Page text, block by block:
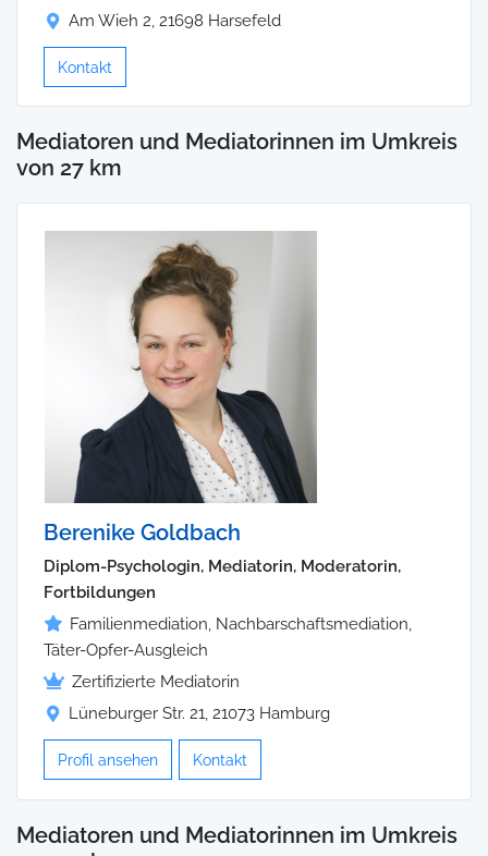
Am Wieh 2, 21698 Harsefeld
Kontakt
Mediatoren und Mediatorinnen im Umkreis
von 27 km
Berenike Goldbach
Diplom-Psychologin, Mediatorin, Moderatorin,
Fortbildungen
Familienmediation, Nachbarschaftsmediation,
Täter-Opfer-Ausgleich
Zertifizierte Mediatorin
Lüneburger Str. 21, 21073 Hamburg
Profil ansehen Kontakt
Mediatoren und Mediatorinnen im Umkreis